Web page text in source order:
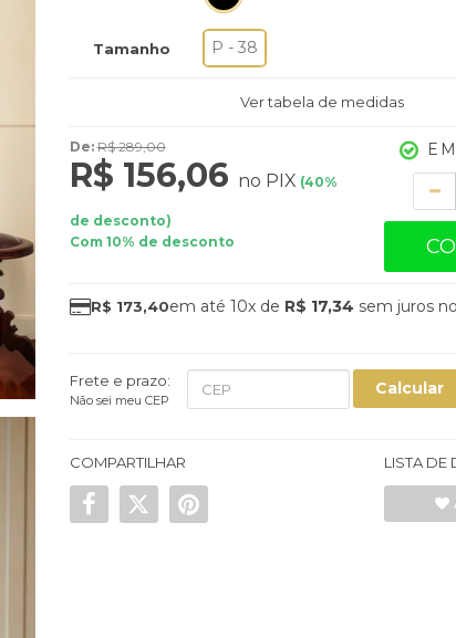
Tamanho P - 38
Ver tabela de medidas
De:R$ 289,00
R$ 156,06 no PIX (40%
de desconto)
Com 10% de desconto
R$ 173,40 10xde R$ 17,34 sem juros
Frete e prazo:
Não sei meu CEP
Calcular
COMPARTILHAR LISTA DE